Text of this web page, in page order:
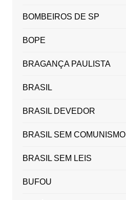
BOMBEIROS DE SP
BOPE
BRAGANÇA PAULISTA
BRASIL
BRASIL DEVEDOR
BRASIL SEM COMUNISMO
BRASIL SEM LEIS
BUFOU